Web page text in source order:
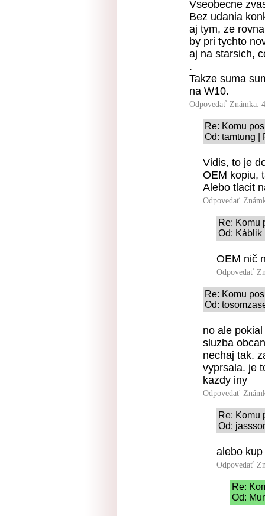
Vseobecne
Bez udania
aj tym, ze
by pri tychto
aj na starsich,
.
Takze suma
na W10.
Odpovedať Známka:
Re: Komu
Od: tamtung |
Vidis, to je
OEM kopiu,
Alebo tlacit
Odpovedať
Re: Komu
Od: Káblik
OEM nič
Odpovedať
Re: Komu
Od:
no ale
sluzba
nechaj tak.
vyprsala. je
kazdy iny
Odpovedať
Re: Komu
Od:
alebo
Odpovedať
Re:
Od: